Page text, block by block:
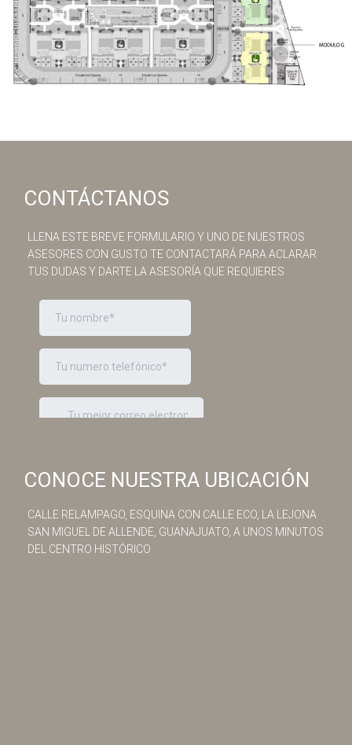
CONTÁCTANOS
LLENA ESTE BREVE FORMULARIO Y UNO DE NUESTROS
ASESORES CON GUSTO TE CONTACTARÁ PARA ACLARAR
TUS DUDAS Y DARTE LA ASESORÍA QUE REQUIERES
CONOCE NUESTRA UBICACIÓN
CALLE RELAMPAGO, ESQUINA CON CALLE ECO, LA LEJONA
SAN MIGUEL DE ALLENDE, GUANAJUATO, A UNOS MINUTOS
DEL CENTRO HISTÓRICO